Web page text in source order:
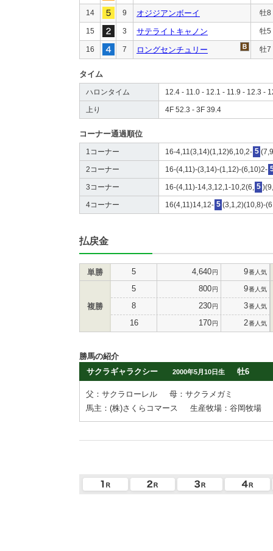
14 9 オジジアンボーイ 牡8
15 3 サテライトキャノン 牡5
16 7 ロングセンチュリー 牡7
タイム
ハロンタイム 12.4 - 11.0 - 12.1 - 11.9 - 12.3 -
上り 4F 52.3 - 3F 39.4
コーナー通過順位
1コーナー 16-4,11(3,14)(1,12)6,10,2- 5
2コーナー 16-(4,11)-(3,14)-(1,12)-(6,10)2-
3コーナー 16-(4,11)-14,3,12,1-10,2(6, 5
4コーナー 16(4,11)14,12- 5 (3,1,2)(10,8)-
払戻金
単勝 5 4,640円 9番人気
複勝
5 800円 9番人気
8 230円 3番人気
16 170円 2番人気
勝馬の紹介
サクラギャラクシー
2000年5月10日生 牡6
父：サクラローレル
母：サクラメガミ
馬主：(株)さくらコマース
生産牧場：谷岡牧場